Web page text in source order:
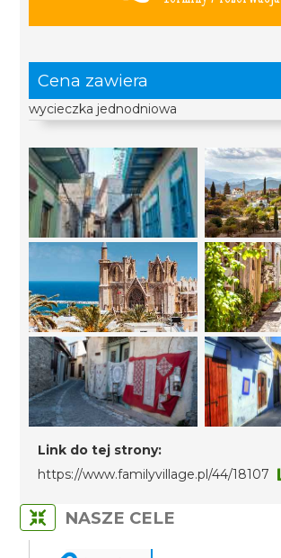
Cena zawiera
wycieczka jednodniowa
Link do tej strony:
https://www.familyvillage.pl/44/18107
NASZE CELE